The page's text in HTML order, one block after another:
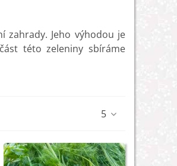
zahrady. Jeho výhodou je
této zeleniny sbíráme
5